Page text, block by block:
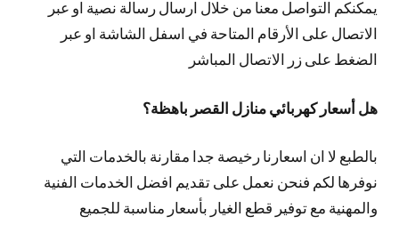
يمكنكم التواصل معنا من خلال ارسال رسالة نصية او عبر
الاتصال على الأرقام المتاحة في اسفل الشاشة او عبر
الضغط على زر الاتصال المباشر
هل أسعار كهربائي منازل القصر باهظة؟
بالطبع لا ان اسعارنا رخيصة جدا مقارنة بالخدمات التي
نوفرها لكم فنحن نعمل على تقديم افضل الخدمات الفنية
والمهنية مع توفير قطع الغيار بأسعار مناسبة للجميع